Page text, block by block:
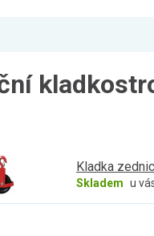
Kladka
Skladem u